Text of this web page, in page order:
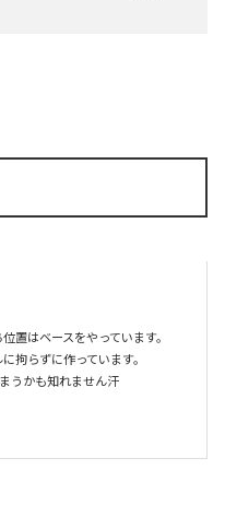
置はベースをやっています。
拘らずに作っています。
うかも知れません汗